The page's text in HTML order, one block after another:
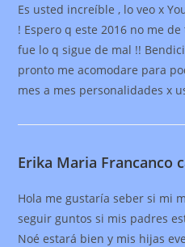
Es usted increíble , lo veo x
! Espero q este 2016 no me
fue lo q sigue de mal !!
pronto me acomodare para
mes a mes personalidades x
Erika Maria Francanco
Hola me gustaría seber si mi
seguir guntos si mis padres
Noé estará bien y mis hijas